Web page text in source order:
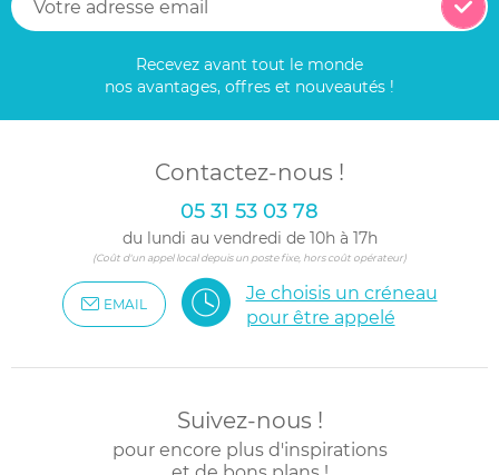
Recevez avant tout le monde
nos avantages, offres et nouveautés !
Contactez-nous !
05 31 53 03 78
du lundi au vendredi de 10h à 17h
(Coût d'un appel local depuis un poste fixe, hors coût opérateur)
EMAIL
Je choisis un créneau
pour être appelé
Suivez-nous !
pour encore plus d'inspirations